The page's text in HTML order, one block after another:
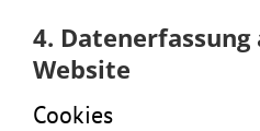
4.
Website
Cookies